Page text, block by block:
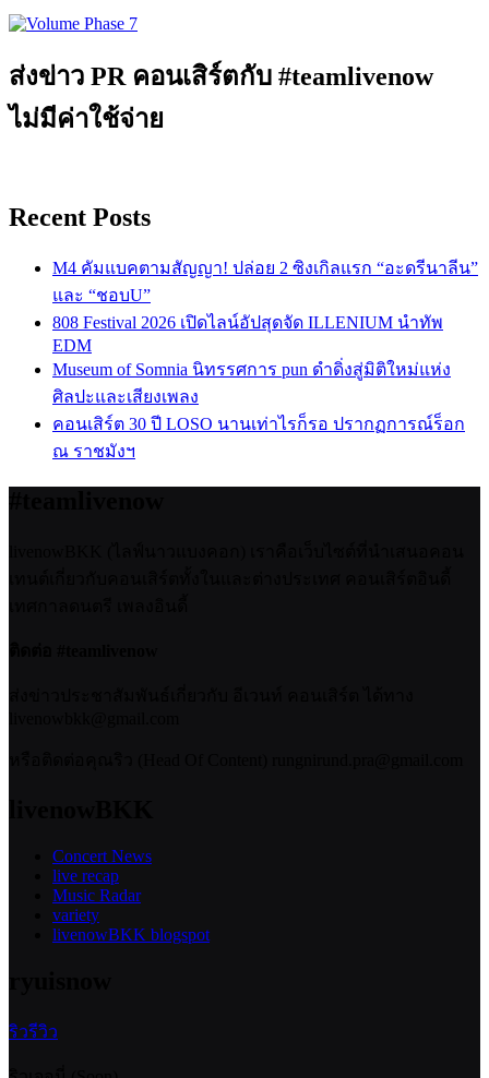
ส่งข่าว PR คอนเสิร์ตกับ #teamlivenow
ไม่มีค่าใช้จ่าย
Recent Posts
M4 คัมแบคตามสัญญา! ปล่อย 2 ซิงเกิลแรก “อะดรีนาลีน”
และ “ชอบU”
808 Festival 2026 เปิดไลน์อัปสุดจัด ILLENIUM นำทัพ
EDM
Museum of Somnia นิทรรศการ pun ดำดิ่งสู่มิติใหม่แห่ง
ศิลปะและเสียงเพลง
คอนเสิร์ต 30 ปี LOSO นานเท่าไรก็รอ ปรากฏการณ์ร็อก
ณ ราชมังฯ
Concert News
live recap
Music Radar
variety
livenowBKK blogspot
ริวรีวิว